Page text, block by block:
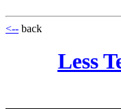
<-- back
Less